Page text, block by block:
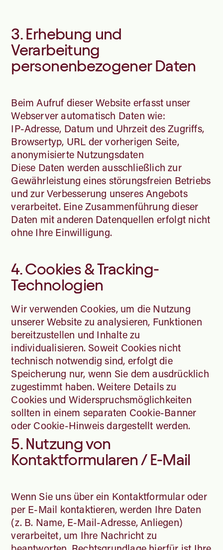
3. Erhebung und
Verarbeitung
personenbezogener Daten
Beim Aufruf dieser Website erfasst unser
Webserver automatisch Daten wie:
IP-Adresse, Datum und Uhrzeit des Zugriffs,
Browsertyp, URL der vorherigen Seite,
anonymisierte Nutzungsdaten
Diese Daten werden ausschließlich zur
Gewährleistung eines störungsfreien Betriebs
und zur Verbesserung unseres Angebots
verarbeitet. Eine Zusammenführung dieser
Daten mit anderen Datenquellen erfolgt nicht
ohne Ihre Einwilligung.
4. Cookies & Tracking-
Technologien
Wir verwenden Cookies, um die Nutzung
unserer Website zu analysieren, Funktionen
bereitzustellen und Inhalte zu
individualisieren. Soweit Cookies nicht
technisch notwendig sind, erfolgt die
Speicherung nur, wenn Sie dem ausdrücklich
zugestimmt haben. Weitere Details zu
Cookies und Widerspruchsmöglichkeiten
sollten in einem separaten Cookie-Banner
oder Cookie-Hinweis dargestellt werden.
5. Nutzung von
Kontaktformularen / E-Mail
Wenn Sie uns über ein Kontaktformular oder
per E-Mail kontaktieren, werden Ihre Daten
(z. B. Name, E-Mail-Adresse, Anliegen)
verarbeitet, um Ihre Nachricht zu